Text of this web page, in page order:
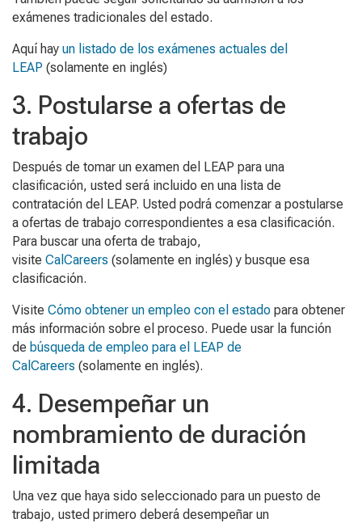
exámenes tradicionales del estado.
Aquí hay un listado de los exámenes actuales del
LEAP (solamente en inglés)
3. Postularse a ofertas de
trabajo
Después de tomar un examen del LEAP para una
clasificación, usted será incluido en una lista de
contratación del LEAP. Usted podrá comenzar a postularse
a ofertas de trabajo correspondientes a esa clasificación.
Para buscar una oferta de trabajo,
visite CalCareers (solamente en inglés) y busque esa
clasificación.
Visite Cómo obtener un empleo con el estado para obtener
más información sobre el proceso. Puede usar la función
de búsqueda de empleo para el LEAP de
CalCareers (solamente en inglés).
4. Desempeñar un
nombramiento de duración
limitada
Una vez que haya sido seleccionado para un puesto de
trabajo, usted primero deberá desempeñar un